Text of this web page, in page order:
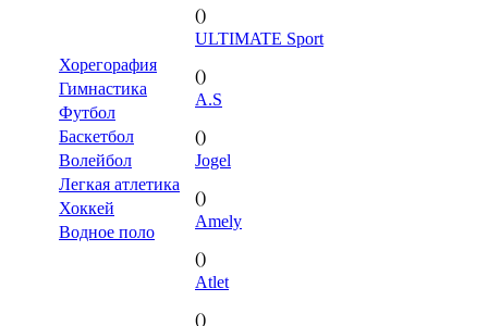
Хорегорафия
Гимнастика
Футбол
Баскетбол
Волейбол
Легкая атлетика
Хоккей
Водное поло
()
ULTIMATE Sport
()
A.S
()
Jogel
()
Amely
()
Atlet
()